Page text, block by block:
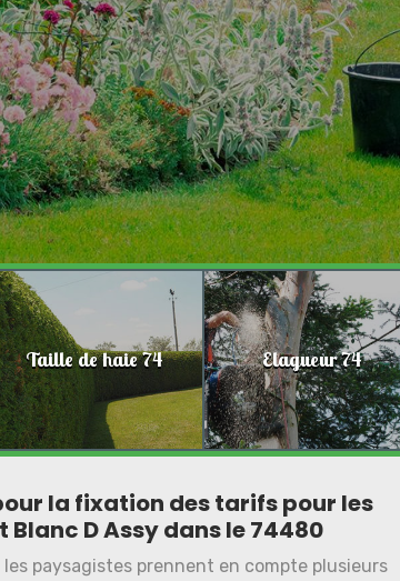
Taille de haie 74 Elagueur 74
la fixation des tarifs pour les
D Assy dans le 74480
paysagistes prennent en compte plusieurs